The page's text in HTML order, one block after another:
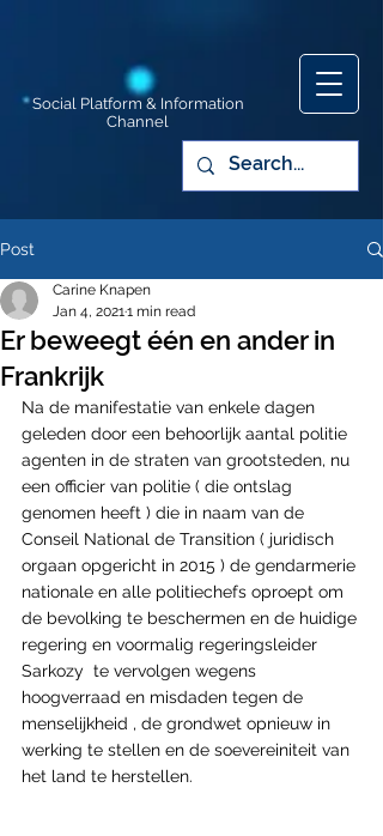
Social Platform & Information
Channel
Post
Er beweegt één en ander in
Frankrijk
Carine Knapen
Jan 4, 20211 min read
Na de manifestatie van enkele dagen
geleden door een behoorlijk aantal politie
agenten in de straten van grootsteden, nu
een officier van politie ( die ontslag
genomen heeft ) die in naam van de
Conseil National de Transition ( juridisch
orgaan opgericht in 2015 ) de gendarmerie
nationale en alle politiechefs oproept om
de bevolking te beschermen en de huidige
regering en voormalig regeringsleider
Sarkozy  te vervolgen wegens
hoogverraad en misdaden tegen de
menselijkheid , de grondwet opnieuw in
werking te stellen en de soevereiniteit van
het land te herstellen.